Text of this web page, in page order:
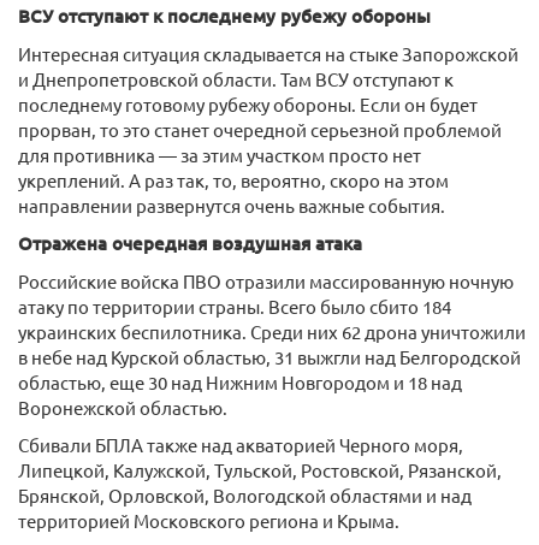
ВСУ отступают к последнему рубежу обороны
Интересная ситуация складывается на стыке Запорожской
и Днепропетровской области. Там ВСУ отступают к
последнему готовому рубежу обороны. Если он будет
прорван, то это станет очередной серьезной проблемой
для противника — за этим участком просто нет
укреплений. А раз так, то, вероятно, скоро на этом
направлении развернутся очень важные события.
Отражена очередная воздушная атака
Российские войска ПВО отразили массированную ночную
атаку по территории страны. Всего было сбито 184
украинских беспилотника. Среди них 62 дрона уничтожили
в небе над Курской областью, 31 выжгли над Белгородской
областью, еще 30 над Нижним Новгородом и 18 над
Воронежской областью.
Сбивали БПЛА также над акваторией Черного моря,
Липецкой, Калужской, Тульской, Ростовской, Рязанской,
Брянской, Орловской, Вологодской областями и над
территорией Московского региона и Крыма.